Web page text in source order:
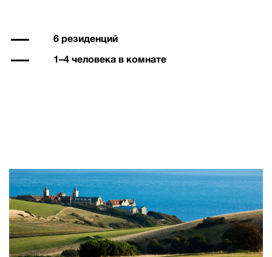
6 резиденций
1–4 человека в комнате